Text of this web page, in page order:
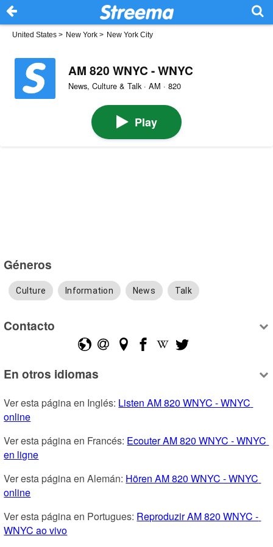
United States > New York > New York City
AM 820 WNYC - WNYC
News, Culture & Talk · AM · 820
Play
Géneros
Culture Information News Talk
Contacto
En otros idiomas
Ver esta página en Inglés: Listen AM 820 WNYC - WNYC
online
Ver esta página en Francés: Ecouter AM 820 WNYC - WNYC
en ligne
Ver esta página en Alemán: Hören AM 820 WNYC - WNYC
online
Ver esta página en Portugues: Reproduzir AM 820 WNYC -
WNYC ao vivo